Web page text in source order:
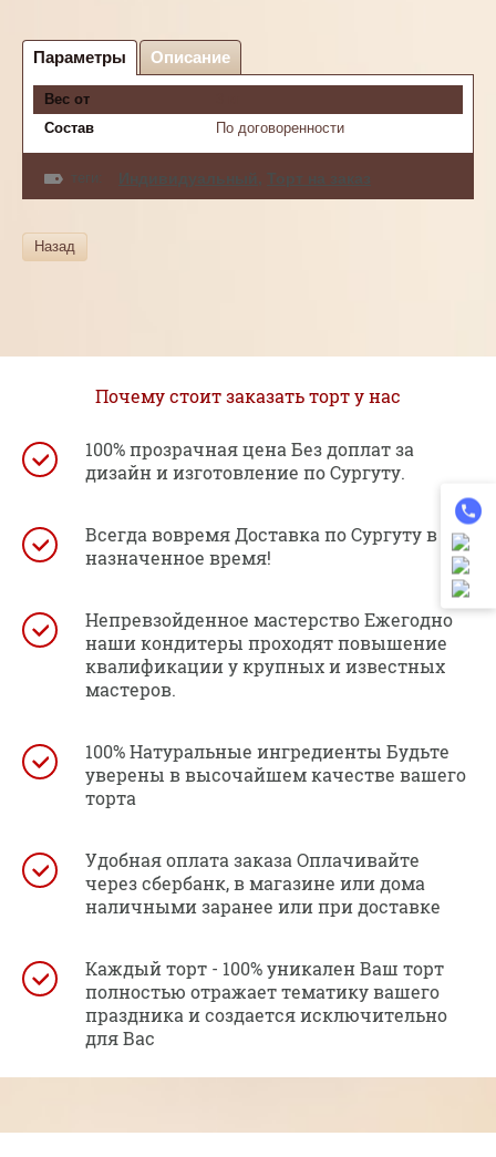
Параметры Описание
Вес от
Состав
По договоренности
Индивидуальный Торт на заказ
Назад
Почему стоит заказать торт у нас
100% прозрачная цена Без доплат за
дизайн и изготовление по Сургуту.
Всегда вовремя Доставка по Сургуту в
назначенное время!
Непревзойденное мастерство Ежегодно
наши кондитеры проходят повышение
квалификации у крупных и известных
мастеров.
100% Натуральные ингредиенты Будьте
уверены в высочайшем качестве вашего
торта
Удобная оплата заказа Оплачивайте
через сбербанк, в магазине или дома
наличными заранее или при доставке
Каждый торт - 100% уникален Ваш торт
полностью отражает тематику вашего
праздника и создается исключительно
для Вас